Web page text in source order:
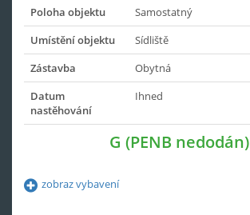
Poloha objektu
Samostatný
Umístění objektu
Sídliště
Zástavba
Obytná
Datum
nastěhování
Ihned
G (PENB nedodán)
zobraz vybavení